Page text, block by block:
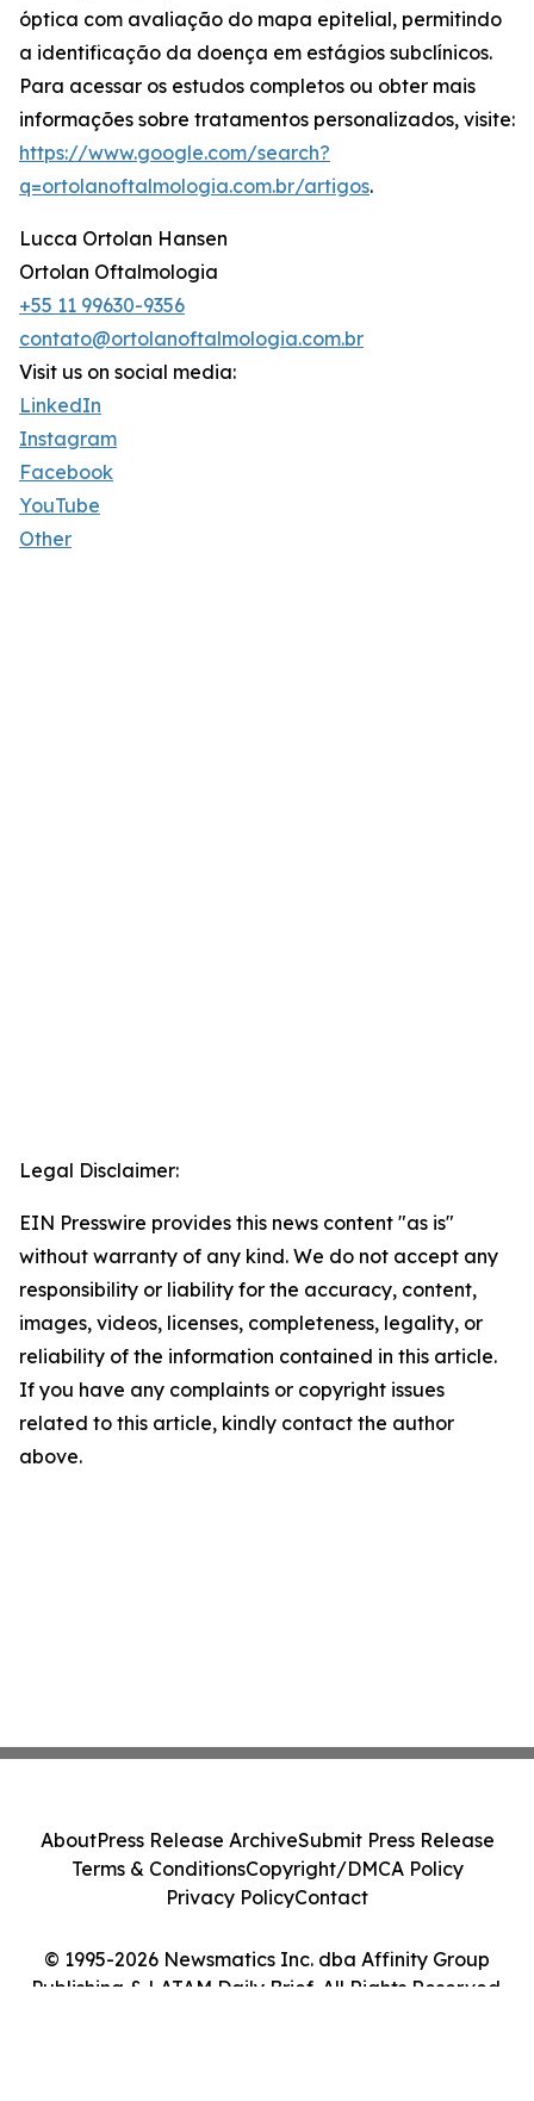
óptica com avaliação do mapa epitelial, permitindo
a identificação da doença em estágios subclínicos.
Para acessar os estudos completos ou obter mais
informações sobre tratamentos personalizados, visite:
https://www.google.com/search?
q=ortolanoftalmologia.com.br/artigos.
Lucca Ortolan Hansen
Ortolan Oftalmologia
+55 11 99630-9356
contato@ortolanoftalmologia.com.br
Visit us on social media:
LinkedIn
Instagram
Facebook
YouTube
Other
Legal Disclaimer:
EIN Presswire provides this news content "as is"
without warranty of any kind. We do not accept any
responsibility or liability for the accuracy, content,
images, videos, licenses, completeness, legality, or
reliability of the information contained in this article.
If you have any complaints or copyright issues
related to this article, kindly contact the author
above.
© 1995-2026 Newsmatics Inc. dba Affinity Group
Publishing & LATAM Daily Brief. All Rights Reserved.
AboutPress Release ArchiveSubmit Press Release
Terms & ConditionsCopyright/DMCA Policy
Privacy PolicyContact